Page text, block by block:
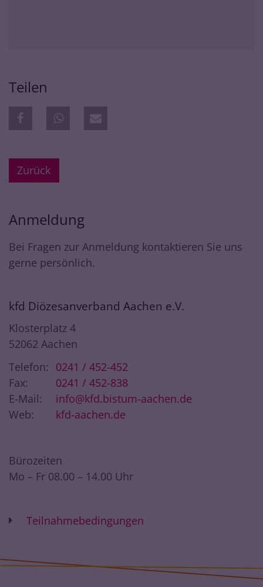
Teilen
Zurück
Anmeldung
Bei Fragen zur Anmeldung kontaktieren Sie uns
gerne persönlich.
kfd Diözesanverband Aachen e.V.
Klosterplatz 4
52062 Aachen
Telefon:
0241 / 452-452
Fax:
0241 / 452-838
E-Mail:
info@kfd.bistum-aachen.de
Web:
kfd-aachen.de
Bürozeiten
Mo – Fr 08.00 – 14.00 Uhr
Teilnahmebedingungen